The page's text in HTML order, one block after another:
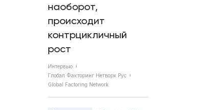
наоборот,
происходит
контрцикличный
рост
Интервью
Глобал Факторинг Нетворк Рус
Global Factoring Network